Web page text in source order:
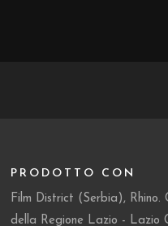
PRODOTTO CON
Film District (Serbia), Rhino.
della Regione Lazio - Lazio